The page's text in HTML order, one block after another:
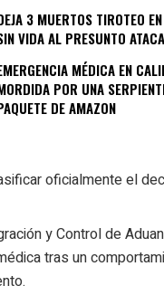
3 MUERTOS TIROTEO
VIDA AL PRESUNTO
MÉDICA EN
POR UNA
DE AMAZON
oficialmente el
y Control de
tras un